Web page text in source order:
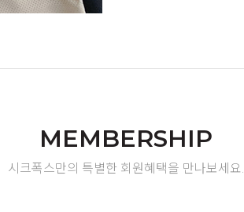
MEMBERSHIP
시크폭스만의 특별한 회원혜택을 만나보세요.